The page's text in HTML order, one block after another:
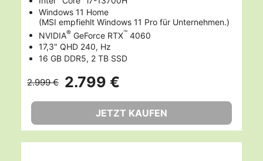
Windows 11 Home
(MSI empfiehlt Windows 11 Pro für Unternehmen.)
NVIDIA® GeForce RTX™ 4060
17,3" QHD 240, Hz
16 GB DDR5, 2 TB SSD
2.999 € 2.799 €
JETZT KAUFEN